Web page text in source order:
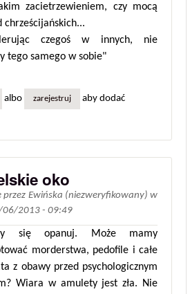
zacietrzewieniem, czy mocą
chrześcijańskich...
czegoś w innych, nie
tego samego w sobie"
albo zarejestruj
aby dodać
oko
przez Ewińska (niezweryfikowany) w
06/2013 - 09:49
się opanuj. Może mamy
morderstwa, pedofile i całe
z obawy przed psychologicznym
Wiara w amulety jest zła. Nie